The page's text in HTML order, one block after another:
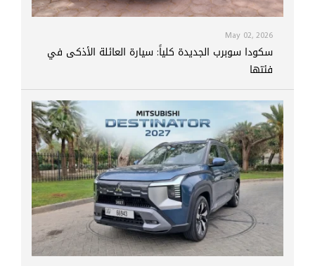
May 02, 2026
سكودا سوبرب الجديدة كلياً: سيارة العائلة الأذكى في
فئتها